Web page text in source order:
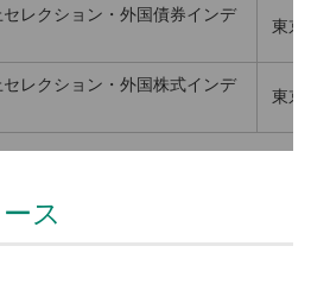
レクション・外国債券インデ
東京
レクション・外国株式インデ
東京
ス